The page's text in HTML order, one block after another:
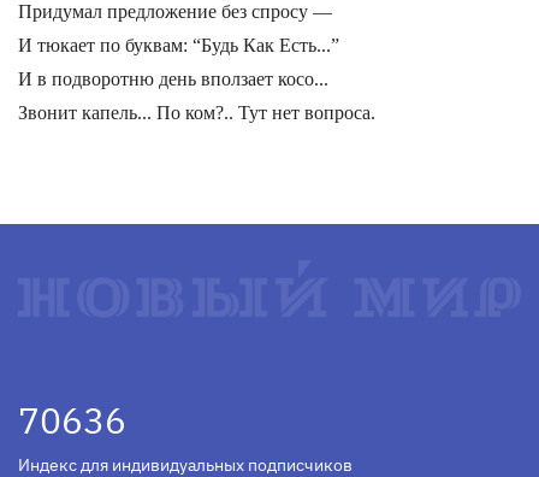
Придумал предложение без спросу —
И тюкает по буквам: “Будь Как Есть...”
И в подворотню день вползает косо...
Звонит капель... По ком?.. Тут нет вопроса.
70636
Индекс для индивидуальных подписчиков